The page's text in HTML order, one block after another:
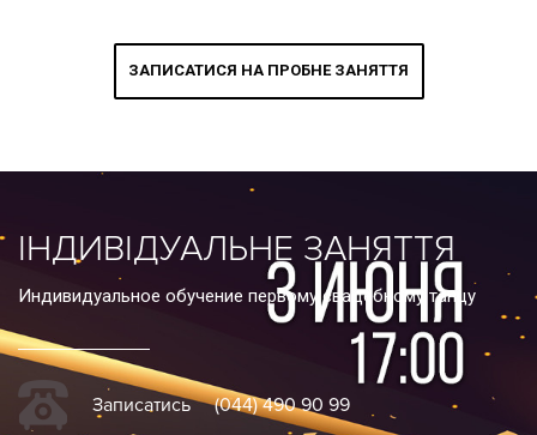
ЗАПИСАТИСЯ НА ПРОБНЕ ЗАНЯТТЯ
ІНДИВІДУАЛЬНЕ ЗАНЯТТЯ
Индивидуальное обучение первому свадебному танцу
Записатись (044) 490 90 99